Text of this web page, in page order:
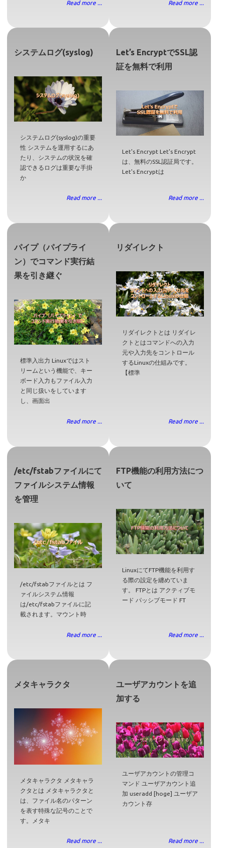
Read more ... Read more ...
システムログ(syslog)
システムログ(syslog)の重要
性 システムを運用するにあ
たり、システムの状況を確
認できるログは重要な手掛
か
Read more ...
Let’s EncryptでSSL認
証を無料で利用
Let's Encrypt Let's Encrypt
は、無料のSSL認証局です。
Let's Encryptは
Read more ...
パイプ（パイプライ
ン）でコマンド実行結
果を引き継ぐ
標準入出力 Linuxではスト
リームという機能で、キー
ボード入力もファイル入力
と同じ扱いをしています
し、画面出
Read more ...
リダイレクト
リダイレクトとは リダイレ
クトとはコマンドへの入力
元や入力先をコントロール
するLinuxの仕組みです。
【標準
Read more ...
/etc/fstabファイルにて
ファイルシステム情報
を管理
/etc/fstabファイルとは フ
ァイルシステム情報
は/etc/fstabファイルに記
載されます。マウント時
Read more ...
FTP機能の利用方法につ
いて
LinuxにてFTP機能を利用す
る際の設定を纏めていま
す。 FTPとは アクティブモ
ード パッシブモード FT
Read more ...
メタキャラクタ
メタキャラクタ メタキャラ
クタとは メタキャラクタと
は、ファイル名のパターン
を表す特殊な記号のことで
す。メタキ
Read more ...
ユーザアカウントを追
加する
ユーザアカウントの管理コ
マンド ユーザアカウント追
加 useradd [hoge] ユーザア
カウント存
Read more ...